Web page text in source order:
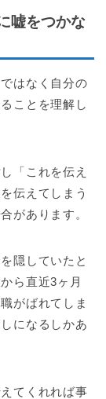
嘘をつかな
はなく自分の
ことを理解し
「これを伝え
伝えてしまう
があります。
隠していたと
ら直近3ヶ月
がばれてしま
になるしかあ
てくれれば事